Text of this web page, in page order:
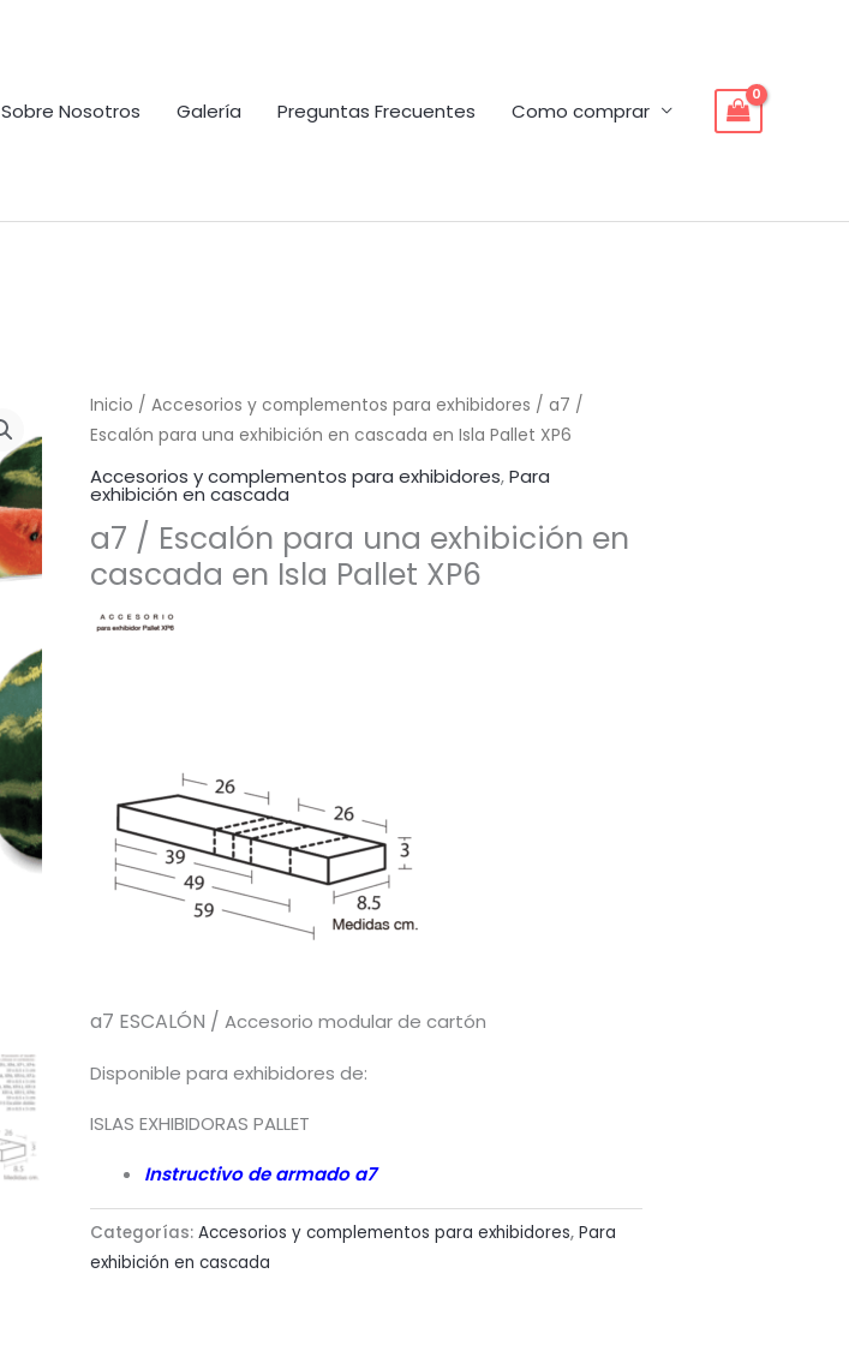
Sobre Nosotros Galería Preguntas Frecuentes Como comprar
Inicio / Accesorios y complementos para exhibidores / a7 /
Escalón para una exhibición en cascada en Isla Pallet XP6
Accesorios y complementos para exhibidores,Para
exhibición en cascada
a7 / Escalón para una exhibición en
cascada en Isla Pallet XP6
a7 ESCALÓN / Accesorio modular de cartón
Disponible para exhibidores de:
ISLAS EXHIBIDORAS PALLET
Instructivo de armado a7
Categorías: Accesorios y complementos para exhibidores, Para
exhibición en cascada